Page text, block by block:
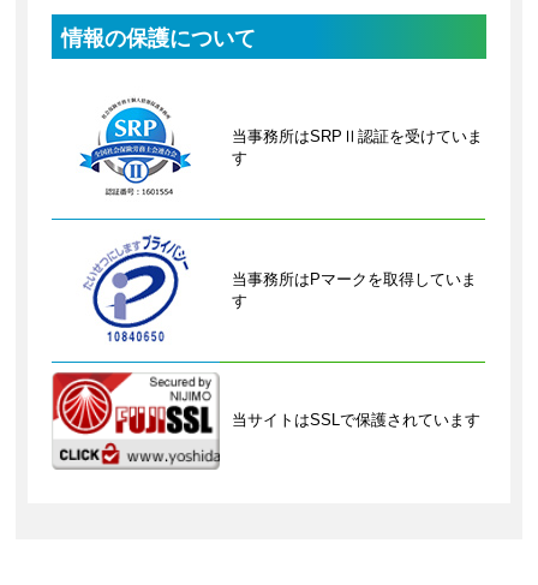
情報の保護について
当事務所はSRPⅡ認証を受けていま
す
当事務所はPマークを取得していま
す
当サイトはSSLで保護されています